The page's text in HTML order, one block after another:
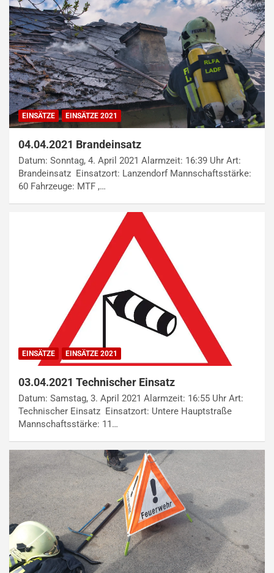
EINSÄTZE EINSÄTZE 2021
04.04.2021 Brandeinsatz
Datum: Sonntag, 4. April 2021 Alarmzeit: 16:39 Uhr Art:
Brandeinsatz Einsatzort: Lanzendorf Mannschaftsstärke:
60 Fahrzeuge: MTF ,…
EINSÄTZE EINSÄTZE 2021
03.04.2021 Technischer Einsatz
Datum: Samstag, 3. April 2021 Alarmzeit: 16:55 Uhr Art:
Technischer Einsatz Einsatzort: Untere Hauptstraße
Mannschaftsstärke: 11…